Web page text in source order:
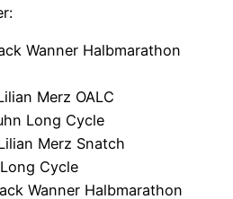
Wanner Halbmarathon
Merz OALC
Long Cycle
Merz Snatch
Cycle
Wanner Halbmarathon